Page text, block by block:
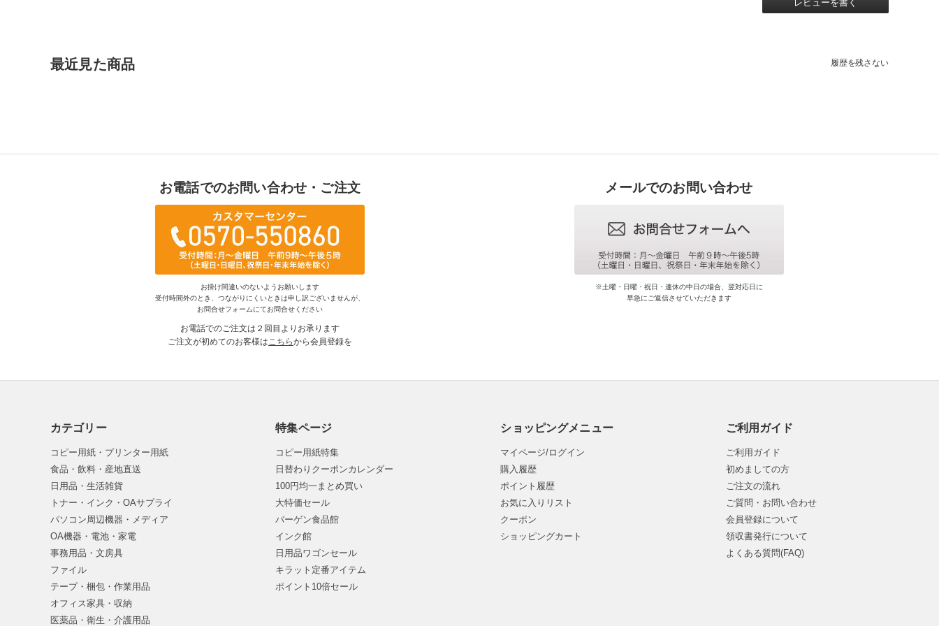
レビューを書く
最近見た商品 履歴を残さない
お電話でのお問い合わせ・ご注文
お掛け間違いのないようお願いします
受付時間外のとき、つながりにくいときは申し訳ございませんが、
お問合せフォームにてお問合せください
お電話でのご注文は２回目よりお承ります
ご注文が初めてのお客様はこちらから会員登録を
メールでのお問い合わせ
※土曜・日曜・祝日・連休の中日の場合、翌対応日に
早急にご返信させていただきます
カテゴリー
コピー用紙・プリンター用紙
食品・飲料・産地直送
日用品・生活雑貨
トナー・インク・OAサプライ
パソコン周辺機器・メディア
OA機器・電池・家電
事務用品・文房具
ファイル
テープ・梱包・作業用品
オフィス家具・収納
医薬品・衛生・介護用品
特集ページ
コピー用紙特集
日替わりクーポンカレンダー
100円均一まとめ買い
大特価セール
バーゲン食品館
インク館
日用品ワゴンセール
キラット定番アイテム
ポイント10倍セール
ショッピングメニュー
マイページ/ログイン
購入履歴
ポイント履歴
お気に入りリスト
クーポン
ショッピングカート
ご利用ガイド
ご利用ガイド
初めましての方
ご注文の流れ
ご質問・お問い合わせ
会員登録について
領収書発行について
よくある質問(FAQ)